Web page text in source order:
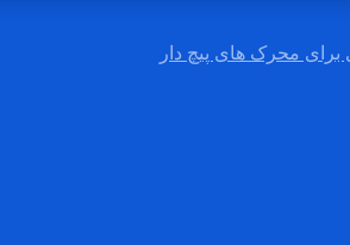
محرک های پیچ دار